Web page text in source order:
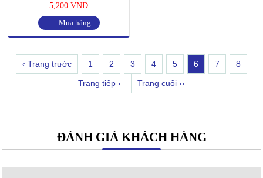
5,200 VND
Mua hàng
‹ Trang trước 1 2 3 4 5 6 7 8
Trang tiếp › Trang cuối ››
ĐÁNH GIÁ KHÁCH HÀNG